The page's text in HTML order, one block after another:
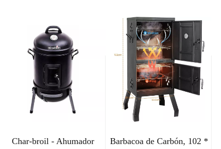
Char-broil - Ahumador
Barbacoa de Carbón, 102 *